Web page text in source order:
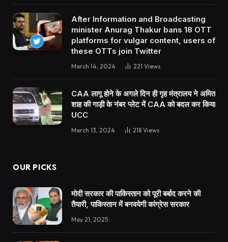
After Information and Broadcasting
minister Anurag Thakur bans 18 OTT
platforms for vulgar content, users of
these OTTs join Twitter
March 14, 2024 221 Views
CAA लागू होने के अगले दिन ही गृह मंत्रालय ने अमित
शाह की गाड़ी के नंबर प्लेट में CAA को बदल कर किया
UCC
March 13, 2024 218 Views
OUR PICKS
मोदी सरकार की पाकिस्तान को पूरी बर्बाद करने की
तैयारी, पाकिस्तान में बनवयेगी कांग्रेस सरकार
May 21, 2025